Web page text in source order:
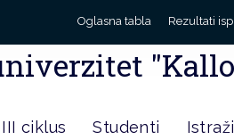
Oglasna tabla Rezultati
III ciklus Studenti